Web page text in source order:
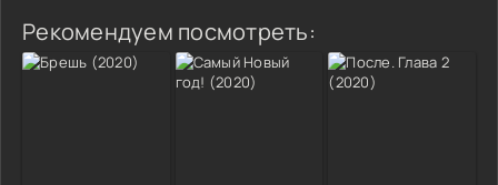
Рекомендуем посмотреть: